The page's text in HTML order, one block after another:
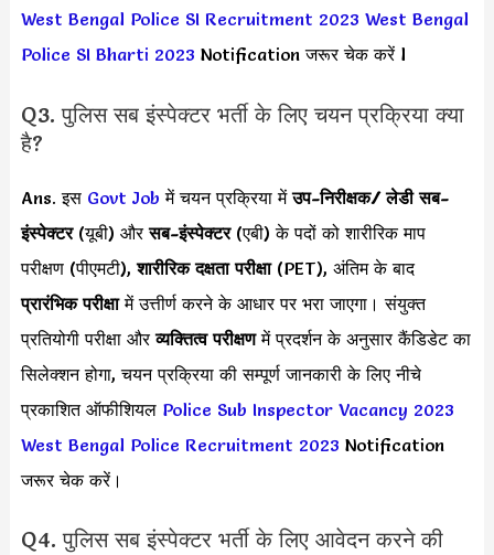
West Bengal Police SI Recruitment 2023 West Bengal
Police SI Bharti 2023 Notification जरूर चेक करें l
Q3. पुलिस सब इंस्पेक्टर भर्ती के लिए चयन प्रक्रिया क्या
है?
Ans. इस Govt Job में चयन प्रक्रिया मेंउप-निरीक्षक/ लेडी सब-
इंस्पेक्टर(यूबी) औरसब-इंस्पेक्टर (एबी) के पदों को शारीरिक माप
परीक्षण (पीएमटी),शारीरिक दक्षता परीक्षा (PET), अंतिम के बाद
प्रारंभिक परीक्षामें उत्तीर्ण करने के आधार पर भरा जाएगा। संयुक्त
प्रतियोगी परीक्षा औरव्यक्तित्व परीक्षणमें प्रदर्शन के अनुसार कैंडिडेट का
सिलेक्शन होगा, चयन प्रक्रिया की सम्पूर्ण जानकारी के लिए नीचे
प्रकाशित ऑफीशियल Police Sub Inspector Vacancy 2023
West Bengal Police Recruitment 2023 Notification
जरूर चेक करें।
Q4. पुलिस सब इंस्पेक्टर भर्ती के लिए आवेदन करने की